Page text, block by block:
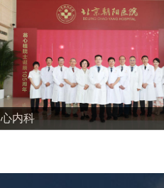
心内科